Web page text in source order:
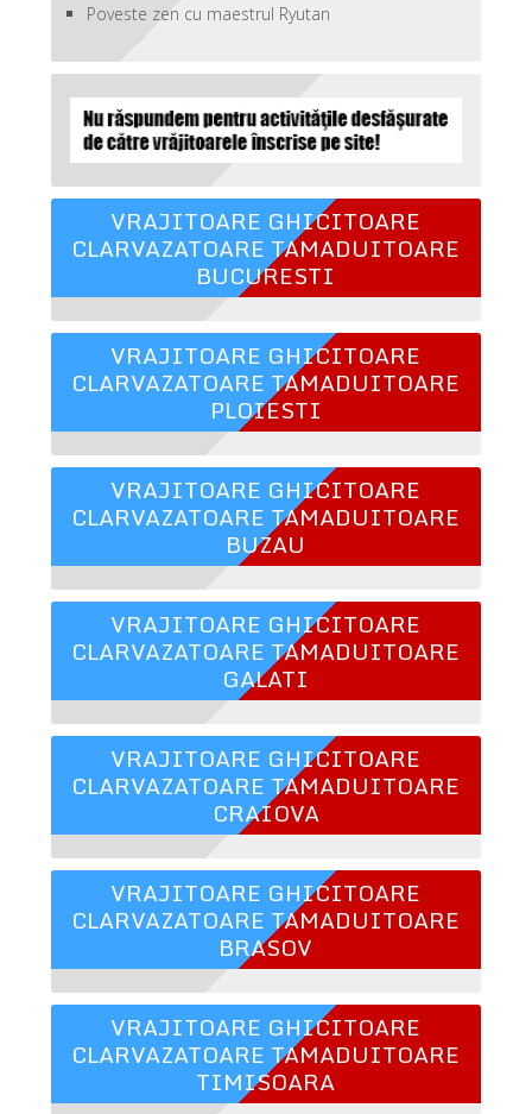
Poveste zen cu maestrul Ryutan
VRAJITOARE GHICITOARE
CLARVAZATOARE TAMADUITOARE
BUCURESTI
VRAJITOARE GHICITOARE
CLARVAZATOARE TAMADUITOARE
PLOIESTI
VRAJITOARE GHICITOARE
CLARVAZATOARE TAMADUITOARE
BUZAU
VRAJITOARE GHICITOARE
CLARVAZATOARE TAMADUITOARE
GALATI
VRAJITOARE GHICITOARE
CLARVAZATOARE TAMADUITOARE
CRAIOVA
VRAJITOARE GHICITOARE
CLARVAZATOARE TAMADUITOARE
BRASOV
VRAJITOARE GHICITOARE
CLARVAZATOARE TAMADUITOARE
TIMISOARA